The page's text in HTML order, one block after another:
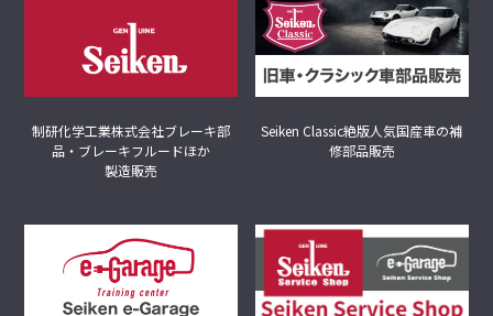
制研化学工業株式会社ブレーキ部
品・ブレーキフルードほか
製造販売
Seiken Classic絶版人気国産車の補
修部品販売